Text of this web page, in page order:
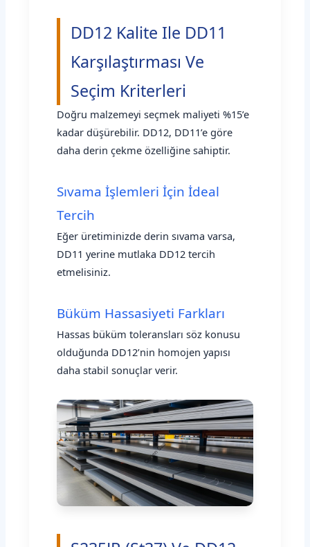
DD12 Kalite Ile DD11
Karşılaştırması Ve
Seçim Kriterleri
Doğru malzemeyi seçmek maliyeti %15’e
kadar düşürebilir. DD12, DD11’e göre
daha derin çekme özelliğine sahiptir.
Sıvama İşlemleri İçin İdeal
Tercih
Eğer üretiminizde derin sıvama varsa,
DD11 yerine mutlaka DD12 tercih
etmelisiniz.
Büküm Hassasiyeti Farkları
Hassas büküm toleransları söz konusu
olduğunda DD12’nin homojen yapısı
daha stabil sonuçlar verir.